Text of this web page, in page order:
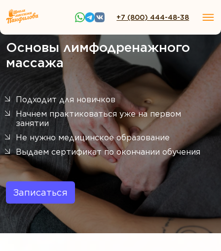
+7 (800) 444-48-38
Основы лимфодренажного
массажа
Подходит для новичков
Начнем практиковаться уже на первом
занятии
Не нужно медицинское образование
Выдаем сертификат по окончании обучения
Записаться